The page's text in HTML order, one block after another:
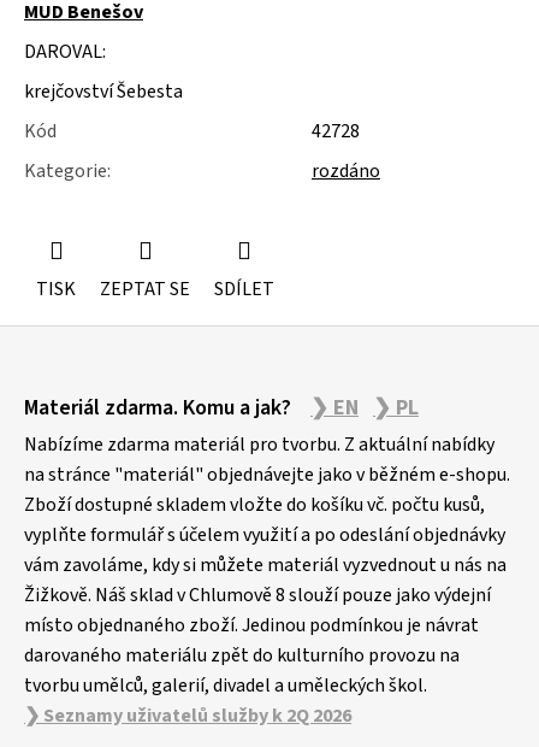
MUD Benešov
DAROVAL:
krejčovství Šebesta
Kód
42728
Kategorie: rozdáno
TISK ZEPTAT SE SDÍLET
u
e
m
e
STOJÁNKY
Materiál zdarma. Komu a jak? ❯ EN ❯ PL
Nabízíme zdarma materiál pro tvorbu. Z aktuální nabídky
na stránce "materiál" objednávejte jako v běžném e-shopu.
Zboží dostupné skladem vložte do košíku vč. počtu kusů,
vyplňte formulář s účelem využití a po odeslání objednávky
vám zavoláme, kdy si můžete materiál vyzvednout u nás na
Žižkově. Náš sklad v Chlumově 8 slouží pouze jako výdejní
místo objednaného zboží. Jedinou podmínkou je návrat
darovaného materiálu zpět do kulturního provozu na
tvorbu umělců, galerií, divadel a uměleckých škol.
❯ Seznamy uživatelů služby k 2Q 2026